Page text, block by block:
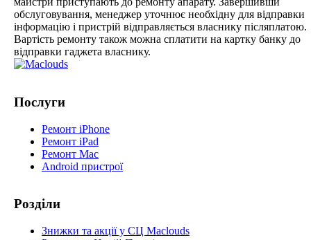
обслуговування, менеджер уточнює необхідну для відправки
інформацію і пристрій відправляється власнику післяплатою.
Вартість ремонту також можна сплатити на картку банку до
відправки гаджета власнику.
Послуги
Ремонт iPhone
Ремонт iPad
Ремонт Mac
Android пристрої
Розділи
Знижки та акції у СЦ Maclouds